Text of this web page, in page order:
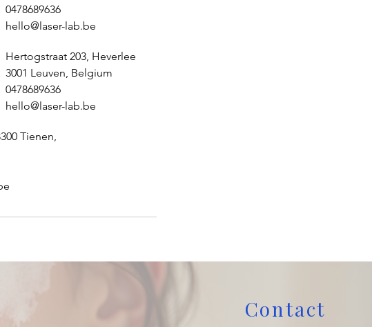
0478689636
hello@laser-lab.be
Hertogstraat 203, Heverlee
3001 Leuven, Belgium
0478689636
hello@laser-lab.be
Tienen,
Contact